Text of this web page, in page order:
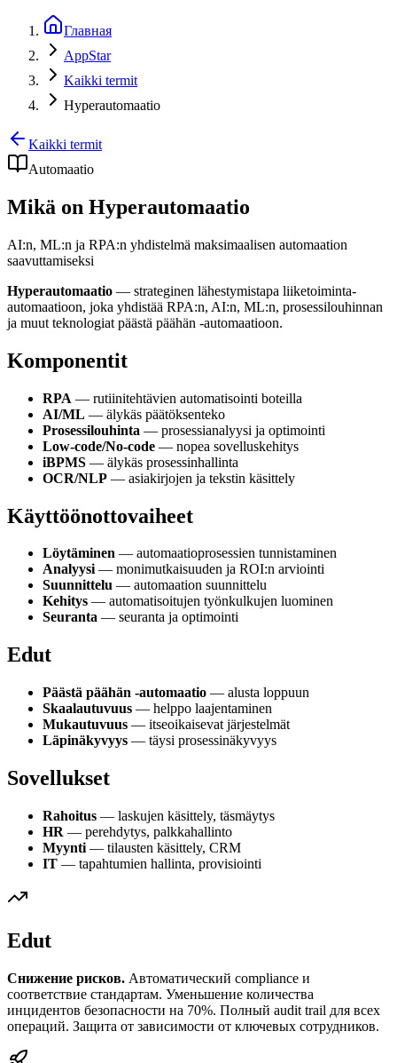
Главная
AppStar
Kaikki termit
Hyperautomaatio
Kaikki termit
Automaatio
Mikä on Hyperautomaatio
AI:n, ML:n ja RPA:n yhdistelmä maksimaalisen automaation
saavuttamiseksi
Hyperautomaatio — strateginen lähestymistapa liiketoiminta-
automaatioon, joka yhdistää RPA:n, AI:n, ML:n, prosessilouhinnan
ja muut teknologiat päästä päähän -automaatioon.
Komponentit
RPA — rutiinitehtävien automatisointi boteilla
AI/ML — älykäs päätöksenteko
Prosessilouhinta — prosessianalyysi ja optimointi
Low-code/No-code — nopea sovelluskehitys
iBPMS — älykäs prosessinhallinta
OCR/NLP — asiakirjojen ja tekstin käsittely
Käyttöönottovaiheet
Löytäminen — automaatioprosessien tunnistaminen
Analyysi— monimutkaisuuden ja ROI:n arviointi
Suunnittelu — automaation suunnittelu
Kehitys — automatisoitujen työnkulkujen luominen
Seuranta — seuranta ja optimointi
Edut
Päästä päähän -automaatio — alusta loppuun
Skaalautuvuus — helppo laajentaminen
Mukautuvuus — itseoikaisevat järjestelmät
Läpinäkyvyys — täysi prosessinäkyvyys
Sovellukset
Rahoitus — laskujen käsittely, täsmäytys
HR — perehdytys, palkkahallinto
Myynti — tilausten käsittely, CRM
IT — tapahtumien hallinta, provisiointi
Edut
Снижение рисков. Автоматический compliance и
соответствие стандартам. Уменьшение количества
инцидентов безопасности на 70%. Полный audit trail для всех
операций. Защита от зависимости от ключевых сотрудников.